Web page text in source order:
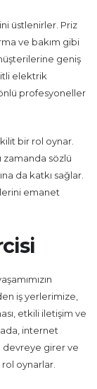
üstlenirler. Priz
ve bakım gibi
geniş
elektrik
profesyoneller
bir rol oynar.
zamanda sözlü
da katkı sağlar.
emanet
iş yerlerimize,
etkili iletişim ve
internet
devreye girer ve
oynarlar.